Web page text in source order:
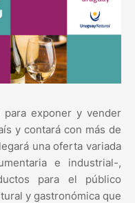
exponer y vender
y contará con más de
una oferta variada
e industrial-,
para el público
y gastronómica que